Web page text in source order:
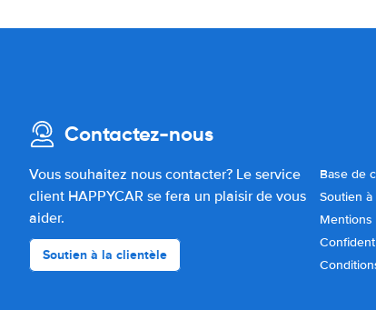
Contactez-nous
Vous souhaitez nous contacter? Le service
client HAPPYCAR se fera un plaisir de vous
aider.
Soutien à la clientèle
Base de
Soutien
Mentions